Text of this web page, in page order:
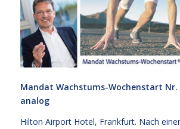
Mandat Wachstums-Wochenstart Nr.
analog
Hilton Airport Hotel, Frankfurt. Nach